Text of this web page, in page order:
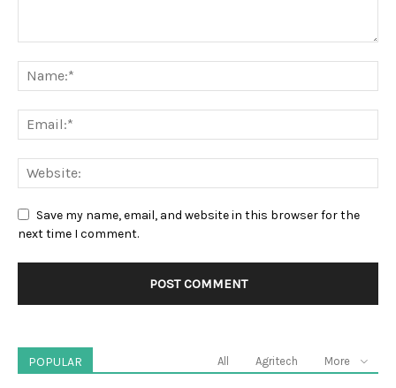
Save my name, email, and website in this browser for the
next time I comment.
POPULAR All Agritech More